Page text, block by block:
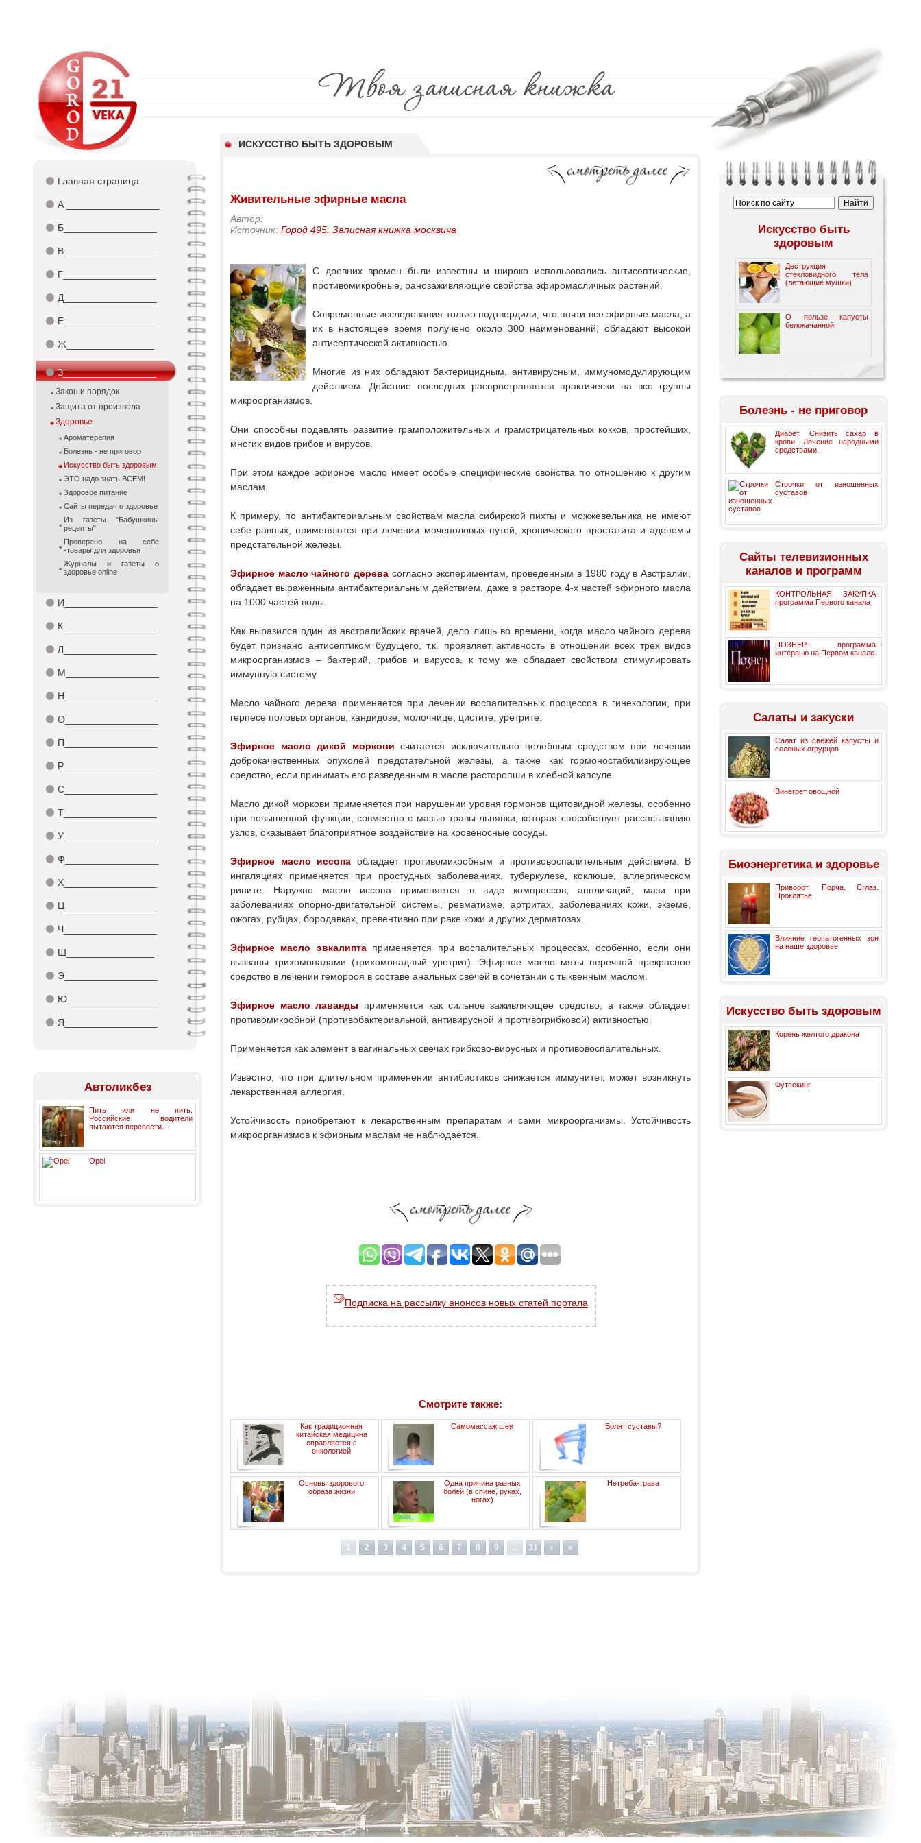
ИСКУССТВО БЫТЬ ЗДОРОВЫМ
⚫ Главная страница
⚫ А _________________
⚫ Б_________________
⚫ В_________________
⚫ Г_________________
⚫ Д_________________
⚫ Е_________________
⚫ Ж________________
⚫З_________________
Закон и порядок
Защита от произвола
Здоровье
Ароматерапия
Болезнь - не приговор
Искусство быть здоровым
ЭТО надо знать ВСЕМ!
Здоровое питание
Сайты передач о здоровье
Из газеты "Бабушкины
рецепты"
Проверено на себе
-товары для здоровья
Журналы и газеты о
здоровье online
⚫ И_________________
⚫ К_________________
⚫ Л_________________
⚫ М_________________
⚫ Н_________________
⚫ О_________________
⚫ П_________________
⚫ Р_________________
⚫ С_________________
⚫ Т_________________
⚫ У_________________
⚫ Ф_________________
⚫ Х_________________
⚫ Ц_________________
⚫ Ч_________________
⚫ Ш________________
⚫ Э_________________
⚫ Ю_________________
⚫ Я_________________
Автоликбез
Пить или не пить.
Российские водители
пытаются перевести...
Opel
Живительные эфирные масла
Автор:
Источник: Город 495. Записная книжка москвича
С древних времен были известны и широко использовались антисептические,
противомикробные, ранозаживляющие свойства эфиромасличных растений.
Современные исследования только подтвердили, что почти все эфирные масла, а
их в настоящее время получено около 300 наименований, обладают высокой
антисептической активностью.
Многие из них обладают бактерицидным, антивирусным, иммуномодулирующим
действием. Действие последних распространяется практически на все группы
микроорганизмов.
Они способны подавлять развитие грамположительных и грамотрицательных кокков, простейших,
многих видов грибов и вирусов.
При этом каждое эфирное масло имеет особые специфические свойства по отношению к другим
маслам.
К примеру, по антибактериальным свойствам масла сибирской пихты и можжевельника не имеют
себе равных, применяются при лечении мочеполовых путей, хронического простатита и аденомы
предстательной железы.
Эфирное масло чайного дерева согласно экспериментам, проведенным в 1980 году в Австралии,
обладает выраженным антибактериальным действием, даже в растворе 4-х частей эфирного масла
на 1000 частей воды.
Как выразился один из австралийских врачей, дело лишь во времени, когда масло чайного дерева
будет признано антисептиком будущего, т.к. проявляет активность в отношении всех трех видов
микроорганизмов – бактерий, грибов и вирусов, к тому же обладает свойством стимулировать
иммунную систему.
Масло чайного дерева применяется при лечении воспалительных процессов в гинекологии, при
герпесе половых органов, кандидозе, молочнице, цистите, уретрите.
Эфирное масло дикой моркови считается исключительно целебным средством при лечении
доброкачественных опухолей предстательной железы, а также как гормоностабилизирующее
средство, если принимать его разведенным в масле расторопши в хлебной капсуле.
Масло дикой моркови применяется при нарушении уровня гормонов щитовидной железы, особенно
при повышенной функции, совместно с мазью травы льнянки, которая способствует рассасыванию
узлов, оказывает благоприятное воздействие на кровеносные сосуды.
Эфирное масло иссопа обладает противомикробным и противовоспалительным действием. В
ингаляциях применяется при простудных заболеваниях, туберкулезе, коклюше, аллергическом
рините. Наружно масло иссопа применяется в виде компрессов, аппликаций, мази при
заболеваниях опорно-двигательной системы, ревматизме, артритах, заболеваниях кожи, экземе,
ожогах, рубцах, бородавках, превентивно при раке кожи и других дерматозах.
Эфирное масло эвкалиптаприменяется при воспалительных процессах, особенно, если они
вызваны трихомонадами (трихомонадный уретрит). Эфирное масло мяты перечной прекрасное
средство в лечении геморроя в составе анальных свечей в сочетании с тыквенным маслом.
Эфирное масло лаванды
применяется как сильное заживляющее средство, а также обладает
противомикробной (противобактериальной, антивирусной и противогрибковой) активностью.
Применяется как элемент в вагинальных свечах грибково-вирусных и противовоспалительных.
Известно, что при длительном применении антибиотиков снижается иммунитет, может возникнуть
лекарственная аллергия.
Устойчивость приобретают к лекарственным препаратам и сами микроорганизмы. Устойчивость
микроорганизмов к эфирным маслам не наблюдается.
Подписка на рассылку анонсов новых статей портала
Смотрите также:
Как традиционная
китайская медицина
справляется с
онкологией
Самомассаж шеи Болят суставы?
Основы здорового
образа жизни
Одна причина разных
болей (в спине, руках,
ногах)
Нетреба-трава
1 2 3 4 5 6 7 8 9 ... 31 › »
Искусство быть
здоровым
Деструкция
стекловидного тела
(летающие мушки)
О пользе капусты
белокачанной
Болезнь - не приговор
Диабет. Снизить сахар в
крови. Лечение народными
средствами.
Строчки от изношенных
суставов
Cайты телевизионных
каналов и программ
КОНТРОЛЬНАЯ ЗАКУПКА-
программа Первого канала
ПОЗНЕР- программа-
интервью на Первом канале.
Салаты и закуски
Салат из свежей капусты и
соленых огрурцов
Винегрет овощной
Биоэнергетика и здоровье
Приворот. Порча. Сглаз.
Проклятье
Влияние геопатогенных зон
на наше здоровье
Искусство быть здоровым
Корень желтого дракона
Футсокинг